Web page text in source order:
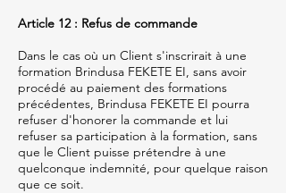
Article 12 : Refus de commande
Dans le cas où un Client s'inscrirait à une
formation Brindusa FEKETE EI, sans avoir
procédé au paiement des formations
précédentes, Brindusa FEKETE EI pourra
refuser d'honorer la commande et lui
refuser sa participation à la formation, sans
que le Client puisse prétendre à une
quelconque indemnité, pour quelque raison
que ce soit.